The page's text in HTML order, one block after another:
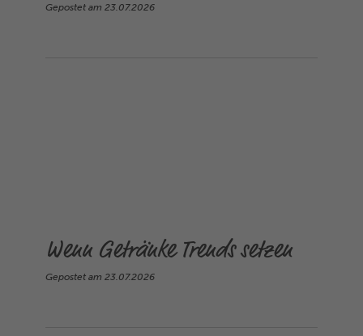
Gepostet am 23.07.2026
Wenn Getränke Trends setzen
Gepostet am 23.07.2026